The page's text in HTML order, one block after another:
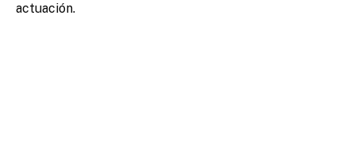
actuación.